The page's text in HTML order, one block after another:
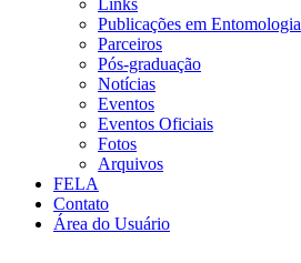
Links
Publicações em Entomologia
Parceiros
Pós-graduação
Notícias
Eventos
Eventos Oficiais
Fotos
Arquivos
FELA
Contato
Área do Usuário